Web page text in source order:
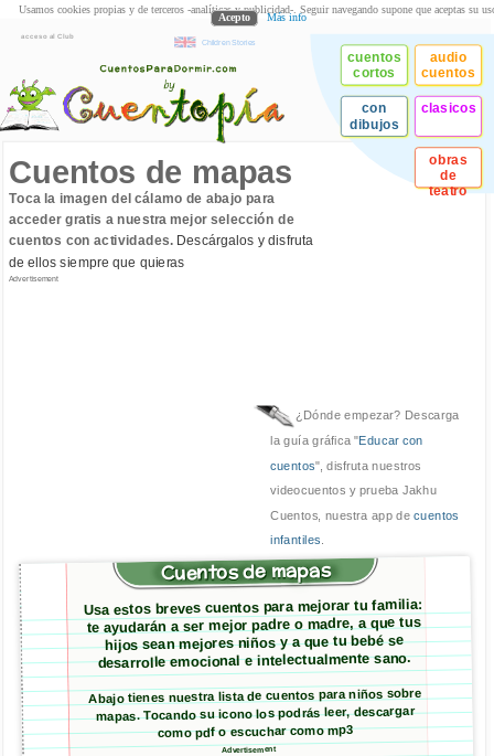
acceso al Club
Children Stories
cuentos
cortos
audio
cuentos
con
dibujos
clasicos
obras
de
teatro
Cuentos de mapas
Toca la imagen del cálamo de abajo para
acceder gratis a nuestra mejor selección de
cuentos con actividades.Descárgalos y disfruta
de ellos siempre que quieras
Advertisement
¿Dónde empezar? Descarga
la guía gráfica "Educar con
cuentos", disfruta nuestros
videocuentos y prueba Jakhu
Cuentos, nuestra app decuentos
infantiles.
Cuentos de mapas
Usa estos breves cuentos para mejorar tu familia:
te ayudarán a ser mejor padre o madre, a que tus
hijos sean mejores niños y a que tu bebé se
desarrolle emocional e intelectualmente sano.
Abajo tienes nuestra lista de cuentos para niños sobre
mapas. Tocando su icono los podrás leer, descargar
como pdf o escuchar como mp3
Advertisement
Usamos cookies propias y de terceros -analíticas y publicidad-. Seguir navegando supone que aceptas su
Acepto Más info